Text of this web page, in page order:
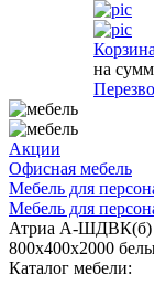
Корзина
на
Акции
Офисная мебель
Мебель для
Мебель для
Атриа А-ШДВК(б)
800х400х2000
Каталог мебели: